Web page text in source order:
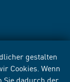
gestalten
Cookies. Wenn
Sie dadurch der